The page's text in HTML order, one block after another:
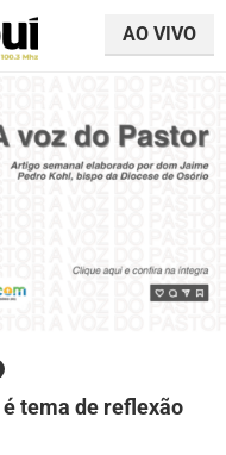
AO VIVO
é tema de reflexão